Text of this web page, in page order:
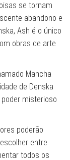
se tornam
abandono e
Ash é o único
obras de arte
Mancha
de Denska
misterioso
poderão
entre
todos os